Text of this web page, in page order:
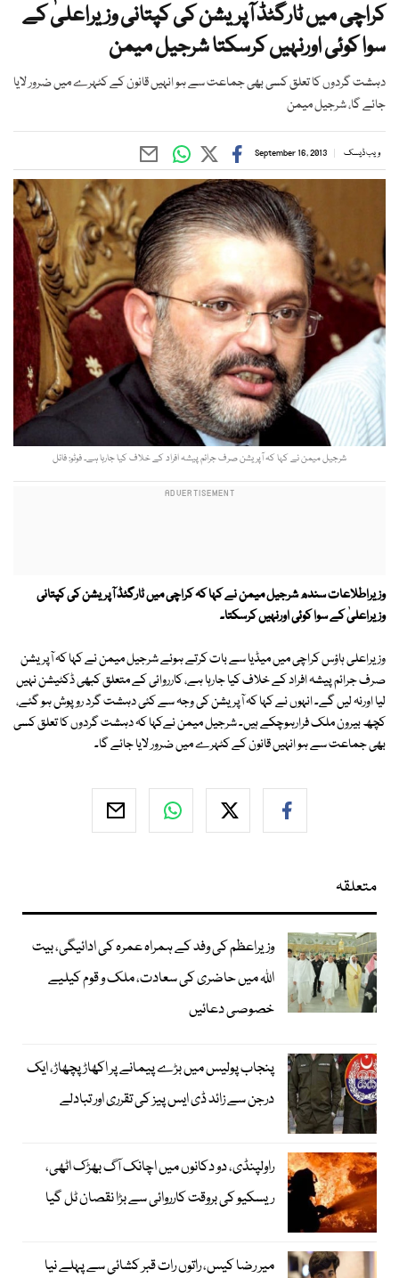
کراچی میں ٹارگٹڈ آپریشن کی کپتانی وزیراعلیٰ کے
سوا کوئی اورنہیں کرسکتا شرجیل میمن
دہشت گردوں کا تعلق کسی بھی جماعت سے ہو انہیں قانون کے کٹہرے میں ضرور لایا
جائے گا، شرجیل میمن
ویب ڈیسک September 16, 2013
شرجیل میمن نے کہا کہ آپریشن صرف جرائم پیشہ افراد کے خلاف کیا جارہا ہے۔ فوٹو: فائل
وزیراطلاعات سندھ شرجیل میمن نے کہا کہ کراچی میں ٹارگٹڈ آپریشن کی کپتانی
وزیراعلیٰ کے سوا کوئی اورنہیں کرسکتا۔
وزیراعلی ہاؤس کراچی میں میڈیا سے بات کرتے ہوئے شرجیل میمن نے کہا کہ آپریشن
صرف جرائم پیشہ افراد کے خلاف کیا جارہا ہے، کارروائی کے متعلق کبھی ڈکٹیشن نہیں
لیا اورنہ لیں گے۔ انہوں نے کہا کہ آپریشن کی وجہ سے کئی دہشت گرد روپوش ہو گئے،
کچھ بیرون ملک فرارہوچکے ہیں۔ شرجیل میمن نےکہا کہ دہشت گردوں کا تعلق کسی
بھی جماعت سے ہو انہیں قانون کے کٹہرے میں ضرور لایا جائے گا۔
متعلقہ
وزیراعظم کی وفد کے ہمراہ عمرہ کی ادائیگی، بیت
اللہ میں حاضری کی سعادت، ملک و قوم کیلیے
خصوصی دعائیں
پنجاب پولیس میں بڑے پیمانے پر اکھاڑ پچھاڑ، ایک
درجن سے زائد ڈی ایس پیز کی تقرری اور تبادلے
راولپنڈی، دو دکانوں میں اچانک آگ بھڑک اٹھی،
ریسکیو کی بروقت کارروائی سے بڑا نقصان ٹل گیا
میر رضا کیس، راتوں رات قبر کشائی سے پہلے نیا